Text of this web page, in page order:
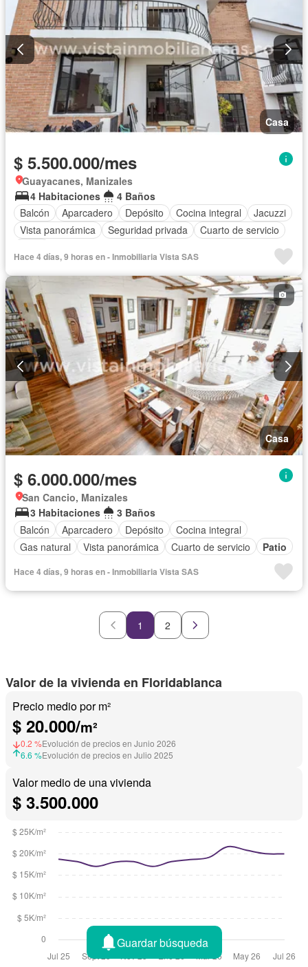
Casa
$ 5.500.000/mes
Guayacanes, Manizales
4 Habitaciones
4 Baños
Balcón
Aparcadero Depósito Cocina integral
Jacuzzi
Vista panorámica
Seguridad privada
Cuarto de servicio
Hace 4 días, 9 horas en - Inmobiliaria Vista SAS
Casa
$ 6.000.000/mes
San Cancio, Manizales
3 Habitaciones
3 Baños
Balcón
Aparcadero Depósito
Cocina integral
Gas natural
Vista panorámica Cuarto de servicio Patio
Hace 4 días, 9 horas en - Inmobiliaria Vista SAS
1 2
Valor de la vivienda en Floridablanca
Precio medio por m²
$ 20.000/m²
0.2 %Evolución de precios en Junio 2026
6.6 %Evolución de precios en Julio 2025
Valor medio de una vivienda
$ 3.500.000
Guardar búsqueda